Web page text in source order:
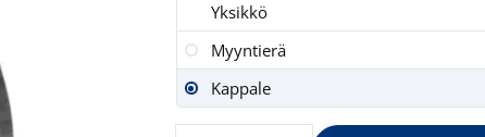
Yksikkö
Myyntierä
Kappale